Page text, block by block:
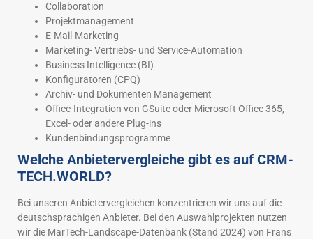
Collaboration
Projektmanagement
E-Mail-Marketing
Marketing- Vertriebs- und Service-Automation
Business Intelligence (BI)
Konfiguratoren (CPQ)
Archiv- und Dokumenten Management
Office-Integration von GSuite oder Microsoft Office 365,
Excel- oder andere Plug-ins
Kundenbindungsprogramme
Welche Anbietervergleiche gibt es auf CRM-
TECH.WORLD?
Bei unseren Anbietervergleichen konzentrieren wir uns auf die
deutschsprachigen Anbieter. Bei den Auswahlprojekten nutzen
wir die MarTech-Landscape-Datenbank (Stand 2024) von Frans